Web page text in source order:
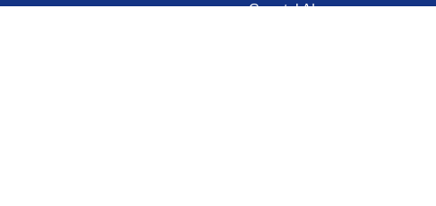
Copetel Alarmas